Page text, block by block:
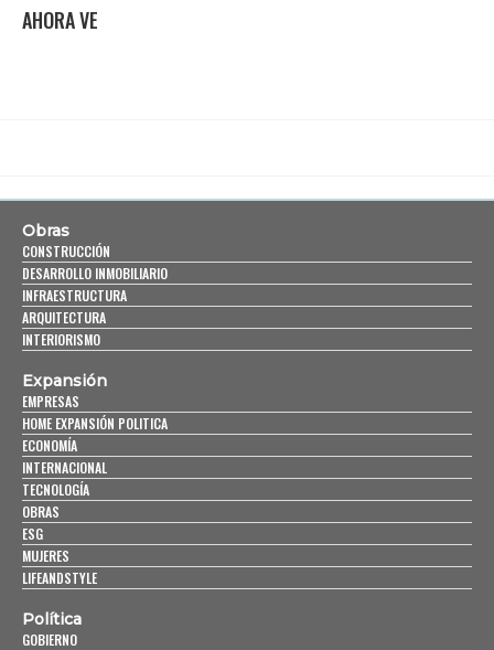
AHORA VE
Obras
CONSTRUCCIÓN
DESARROLLO INMOBILIARIO
INFRAESTRUCTURA
ARQUITECTURA
INTERIORISMO
Expansión
EMPRESAS
HOME EXPANSIÓN POLITICA
ECONOMÍA
INTERNACIONAL
TECNOLOGÍA
OBRAS
ESG
MUJERES
LIFEANDSTYLE
Política
GOBIERNO